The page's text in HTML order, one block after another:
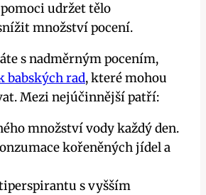
udržet tělo
množství pocení.
s nadměrným pocením,
babských rad, které mohou
Mezi nejúčinnější patří:
množství vody každý den.
kořeněných jídel a
s vyšším